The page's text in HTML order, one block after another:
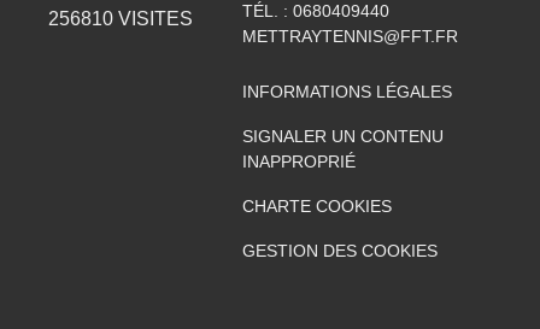
256810 VISITES TÉL. : 0680409440
METTRAYTENNIS@FFT.FR
INFORMATIONS LÉGALES
SIGNALER UN CONTENU
INAPPROPRIÉ
CHARTE COOKIES
GESTION DES COOKIES